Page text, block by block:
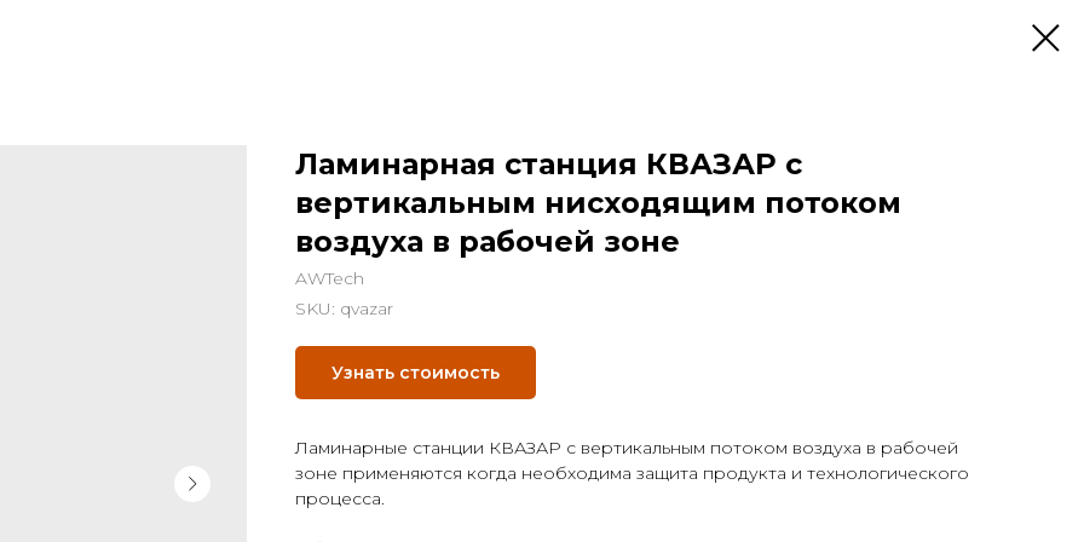
Ламинарная станция КВАЗАР с
вертикальным нисходящим потоком
воздуха в рабочей зоне
AWTech
SKU: qvazar
Узнать стоимость
Ламинарные станции КВАЗАР с вертикальным потоком воздуха в рабочей
зоне применяются когда необходима защита продукта и технологического
процесса.